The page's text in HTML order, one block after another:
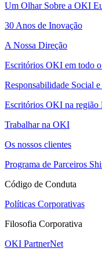
Um Olhar Sobre a OKI
30 Anos de Inovação
A Nossa Direção
Escritórios OKI em todo
Responsabilidade Social
Escritórios OKI na região
Trabalhar na OKI
Os nossos clientes
Programa de Parceiros
Código de Conduta
Políticas Corporativas
Filosofia Corporativa
OKI PartnerNet